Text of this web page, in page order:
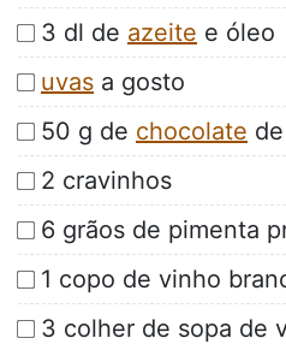
3 dl de azeite e óleo
uvas a gosto
50 g de chocolate
2 cravinhos
6 grãos de pimenta
1 copo de vinho
3 colher de sopa de